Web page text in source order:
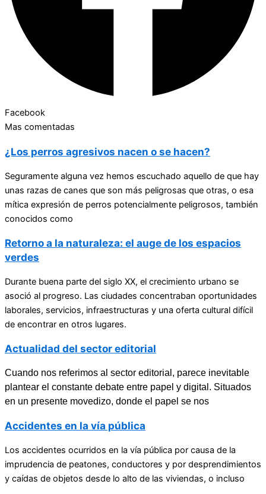
Facebook
Mas comentadas
¿Los perros agresivos nacen o se hacen?
Seguramente alguna vez hemos escuchado aquello de que hay
unas razas de canes que son más peligrosas que otras, o esa
mítica expresión de perros potencialmente peligrosos, también
conocidos como
Retorno a la naturaleza: el auge de los espacios
verdes
Durante buena parte del siglo XX, el crecimiento urbano se
asoció al progreso. Las ciudades concentraban oportunidades
laborales, servicios, infraestructuras y una oferta cultural difícil
de encontrar en otros lugares.
Actualidad del sector editorial
Cuando nos referimos al sector editorial, parece inevitable
plantear el constante debate entre papel y digital. Situados
en un presente movedizo, donde el papel se nos
Accidentes en la vía pública
Los accidentes ocurridos en la vía pública por causa de la
imprudencia de peatones, conductores y por desprendimientos
y caídas de objetos desde lo alto de las viviendas, o incluso